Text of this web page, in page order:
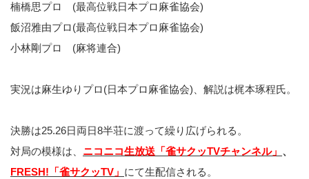
楠橋思プロ (最高位戦日本プロ麻雀協会)
飯沼雅由プロ(最高位戦日本プロ麻雀協会)
小林剛プロ (麻将連合)
実況は麻生ゆりプロ(日本プロ麻雀協会)、解説は梶本琢程氏。
決勝は25.26日両日8半荘に渡って繰り広げられる。
対局の模様は、 ニコニコ生放送「雀サクッTVチャンネル」 、
FRESH!「雀サクッTV」 にて生配信される。